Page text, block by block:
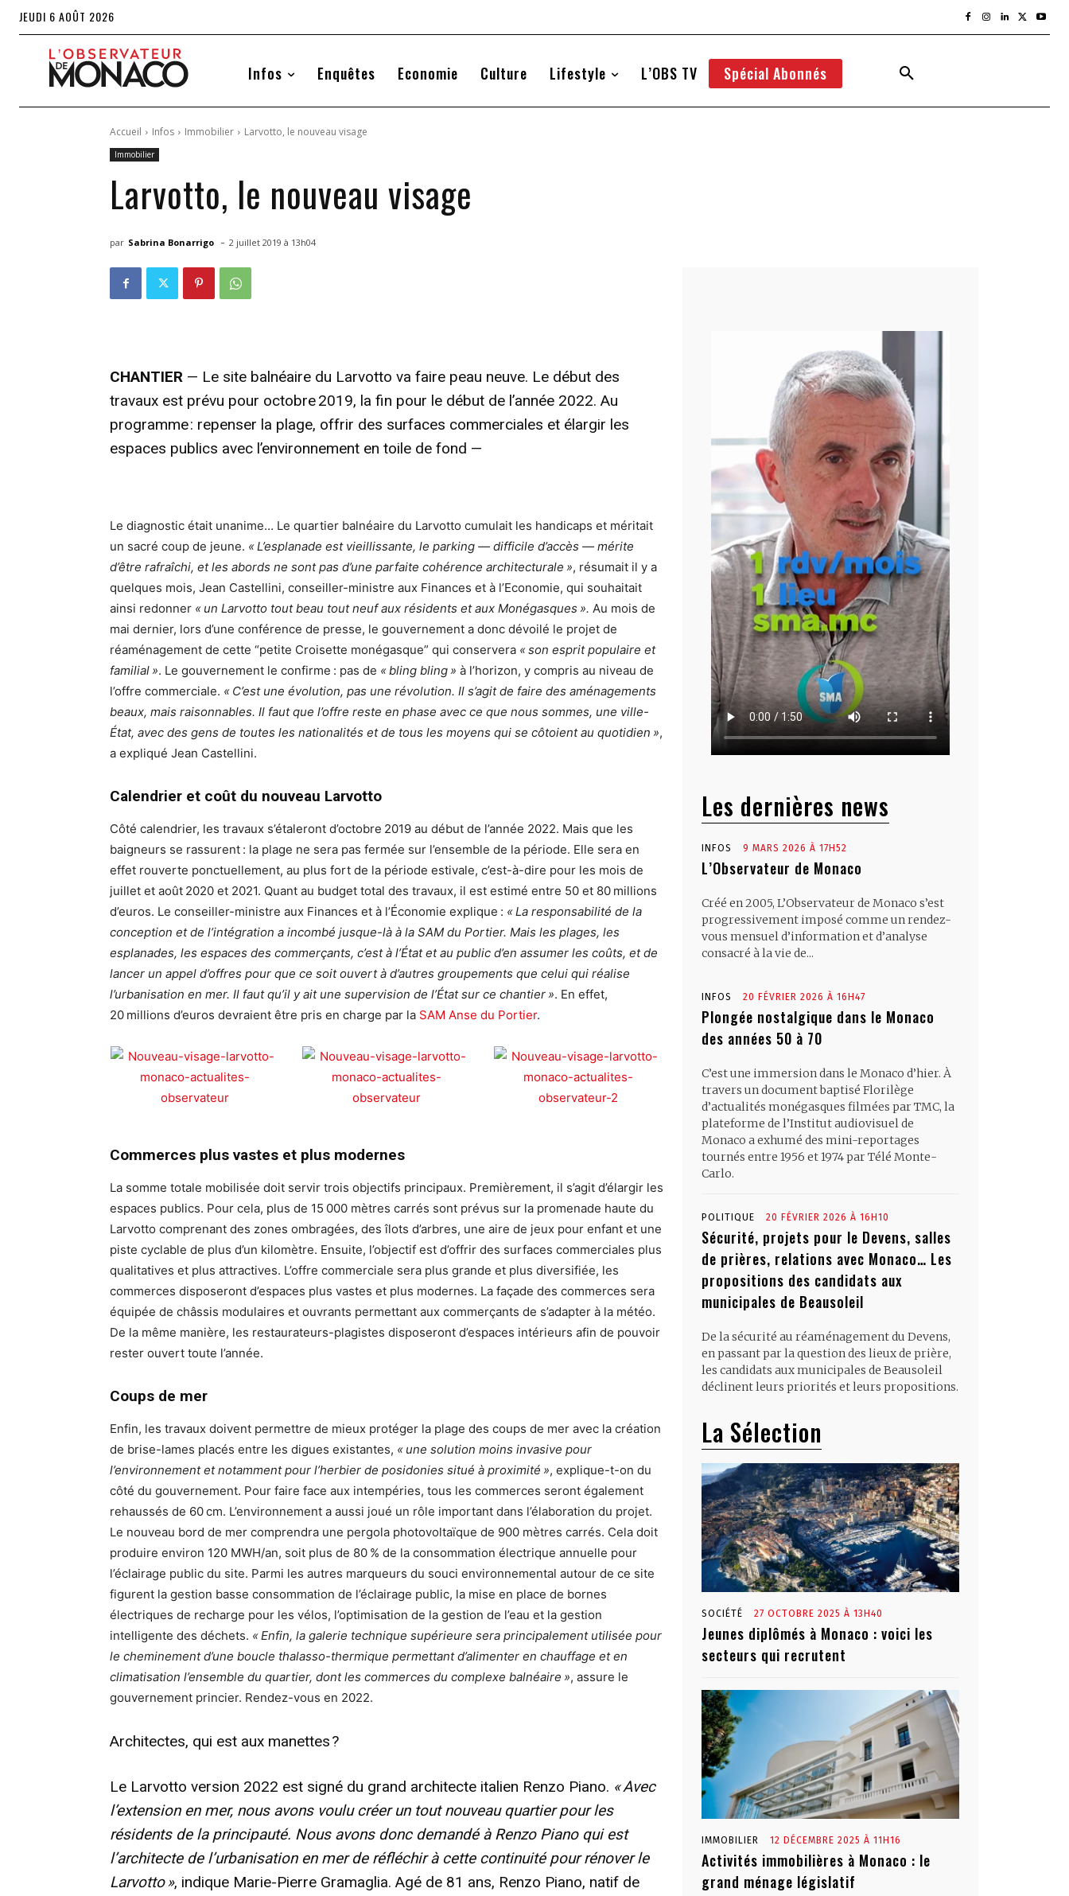
JEUDI 6 AOÛT 2026
Infos Enquêtes Economie Culture Lifestyle L’OBS TV Spécial Abonnés
Accueil Infos Immobilier Larvotto, le nouveau visage
Immobilier
Larvotto, le nouveau visage
par Sabrina Bonarrigo - 2 juillet 2019 à 13h04
CHANTIER — Le site balnéaire du Larvotto va faire peau neuve. Le début des
travaux est prévu pour octobre 2019, la fin pour le début de l’année 2022. Au
programme : repenser la plage, offrir des surfaces commerciales et élargir les
espaces publics avec l’environnement en toile de fond —
Le diagnostic était unanime… Le quartier balnéaire du Larvotto cumulait les handicaps et méritait
un sacré coup de jeune. « L’esplanade est vieillissante, le parking — difficile d’accès — mérite
d’être rafraîchi, et les abords ne sont pas d’une parfaite cohérence architecturale », résumait il y a
quelques mois, Jean Castellini, conseiller-ministre aux Finances et à l’Economie, qui souhaitait
ainsi redonner « un Larvotto tout beau tout neuf aux résidents et aux Monégasques ». Au mois de
mai dernier, lors d’une conférence de presse, le gouvernement a donc dévoilé le projet de
réaménagement de cette “petite Croisette monégasque” qui conservera « son esprit populaire et
familial ». Le gouvernement le confirme : pas de « bling bling » à l’horizon, y compris au niveau de
l’offre commerciale. « C’est une évolution, pas une révolution. Il s’agit de faire des aménagements
beaux, mais raisonnables. Il faut que l’offre reste en phase avec ce que nous sommes, une ville-
État, avec des gens de toutes les nationalités et de tous les moyens qui se côtoient au quotidien »,
a expliqué Jean Castellini.
Calendrier et coût du nouveau Larvotto
Côté calendrier, les travaux s’étaleront d’octobre 2019 au début de l’année 2022. Mais que les
baigneurs se rassurent : la plage ne sera pas fermée sur l’ensemble de la période. Elle sera en
effet rouverte ponctuellement, au plus fort de la période estivale, c’est-à-dire pour les mois de
juillet et août 2020 et 2021. Quant au budget total des travaux, il est estimé entre 50 et 80 millions
d’euros. Le conseiller-ministre aux Finances et à l’Économie explique : « La responsabilité de la
conception et de l’intégration a incombé jusque-là à la SAM du Portier. Mais les plages, les
esplanades, les espaces des commerçants, c’est à l’État et au public d’en assumer les coûts, et de
lancer un appel d’offres pour que ce soit ouvert à d’autres groupements que celui qui réalise
l’urbanisation en mer. Il faut qu’il y ait une supervision de l’État sur ce chantier ». En effet,
20 millions d’euros devraient être pris en charge par la SAM Anse du Portier.
Commerces plus vastes et plus modernes
La somme totale mobilisée doit servir trois objectifs principaux. Premièrement, il s’agit d’élargir les
espaces publics. Pour cela, plus de 15 000 mètres carrés sont prévus sur la promenade haute du
Larvotto comprenant des zones ombragées, des îlots d’arbres, une aire de jeux pour enfant et une
piste cyclable de plus d’un kilomètre. Ensuite, l’objectif est d’offrir des surfaces commerciales plus
qualitatives et plus attractives. L’offre commerciale sera plus grande et plus diversifiée, les
commerces disposeront d’espaces plus vastes et plus modernes. La façade des commerces sera
équipée de châssis modulaires et ouvrants permettant aux commerçants de s’adapter à la météo.
De la même manière, les restaurateurs-plagistes disposeront d’espaces intérieurs afin de pouvoir
rester ouvert toute l’année.
Coups de mer
Enfin, les travaux doivent permettre de mieux protéger la plage des coups de mer avec la création
de brise-lames placés entre les digues existantes, « une solution moins invasive pour
l’environnement et notamment pour l’herbier de posidonies situé à proximité », explique-t-on du
côté du gouvernement. Pour faire face aux intempéries, tous les commerces seront également
rehaussés de 60 cm. L’environnement a aussi joué un rôle important dans l’élaboration du projet.
Le nouveau bord de mer comprendra une pergola photovoltaïque de 900 mètres carrés. Cela doit
produire environ 120 MWH/an, soit plus de 80 % de la consommation électrique annuelle pour
l’éclairage public du site. Parmi les autres marqueurs du souci environnemental autour de ce site
figurent la gestion basse consommation de l’éclairage public, la mise en place de bornes
électriques de recharge pour les vélos, l’optimisation de la gestion de l’eau et la gestion
intelligente des déchets. « Enfin, la galerie technique supérieure sera principalement utilisée pour
le cheminement d’une boucle thalasso-thermique permettant d’alimenter en chauffage et en
climatisation l’ensemble du quartier, dont les commerces du complexe balnéaire », assure le
gouvernement princier. Rendez-vous en 2022.
Architectes, qui est aux manettes ?
Le Larvotto version 2022 est signé du grand architecte italien Renzo Piano. « Avec
l’extension en mer, nous avons voulu créer un tout nouveau quartier pour les
résidents de la principauté. Nous avons donc demandé à Renzo Piano qui est
l’architecte de l’urbanisation en mer de réfléchir à cette continuité pour rénover le
Larvotto », indique Marie-Pierre Gramaglia. Agé de 81 ans, Renzo Piano, natif de
Les dernières news
INFOS 9 MARS 2026 À 17H52
L’Observateur de Monaco
Créé en 2005, L’Observateur de Monaco s’est
progressivement imposé comme un rendez-
vous mensuel d’information et d’analyse
consacré à la vie de...
INFOS 20 FÉVRIER 2026 À 16H47
Plongée nostalgique dans le Monaco
des années 50 à 70
C’est une immersion dans le Monaco d’hier. À
travers un document baptisé Florilège
d’actualités monégasques filmées par TMC, la
plateforme de l’Institut audiovisuel de
Monaco a exhumé des mini-reportages
tournés entre 1956 et 1974 par Télé Monte-
Carlo.
POLITIQUE 20 FÉVRIER 2026 À 16H10
Sécurité, projets pour le Devens, salles
de prières, relations avec Monaco… Les
propositions des candidats aux
municipales de Beausoleil
De la sécurité au réaménagement du Devens,
en passant par la question des lieux de prière,
les candidats aux municipales de Beausoleil
déclinent leurs priorités et leurs propositions.
La Sélection
SOCIÉTÉ 27 OCTOBRE 2025 À 13H40
Jeunes diplômés à Monaco : voici les
secteurs qui recrutent
IMMOBILIER 12 DÉCEMBRE 2025 À 11H16
Activités immobilières à Monaco : le
grand ménage législatif